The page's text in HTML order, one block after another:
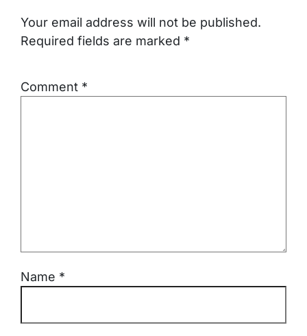
Your email address will not be published.
Required fields are marked *
Comment *
Name *